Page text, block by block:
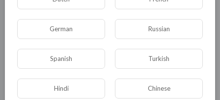
Комментариев нет
German Russian
Spanish Turkish
Hindi Chinese